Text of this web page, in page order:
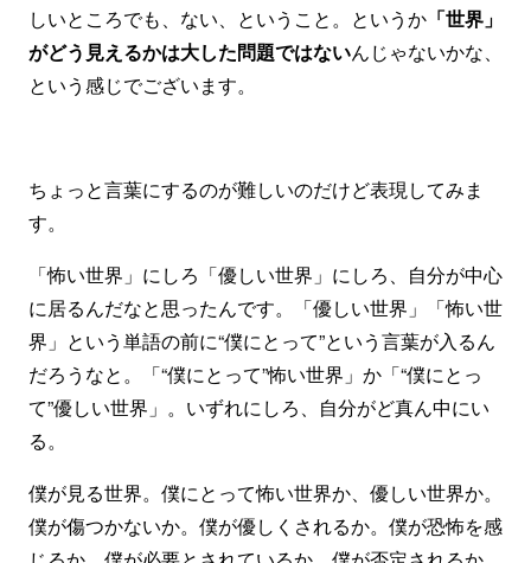
しいところでも、ない、ということ。というか 「世界」
がどう見えるかは大した問題ではないんじゃないかな、
という感じでございます。
ちょっと言葉にするのが難しいのだけど表現してみま
す。
「怖い世界」にしろ「優しい世界」にしろ、自分が中心
に居るんだなと思ったんです。「優しい世界」「怖い世
界」という単語の前に“僕にとって”という言葉が入るん
だろうなと。「“僕にとって”怖い世界」か「“僕にとっ
て”優しい世界」。いずれにしろ、自分がど真ん中にい
る。
僕が見る世界。僕にとって怖い世界か、優しい世界か。
僕が傷つかないか。僕が優しくされるか。僕が恐怖を感